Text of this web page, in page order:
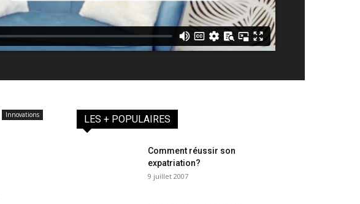
Innovations
LES + POPULAIRES
Comment réussir son
expatriation?
9 juillet 2007